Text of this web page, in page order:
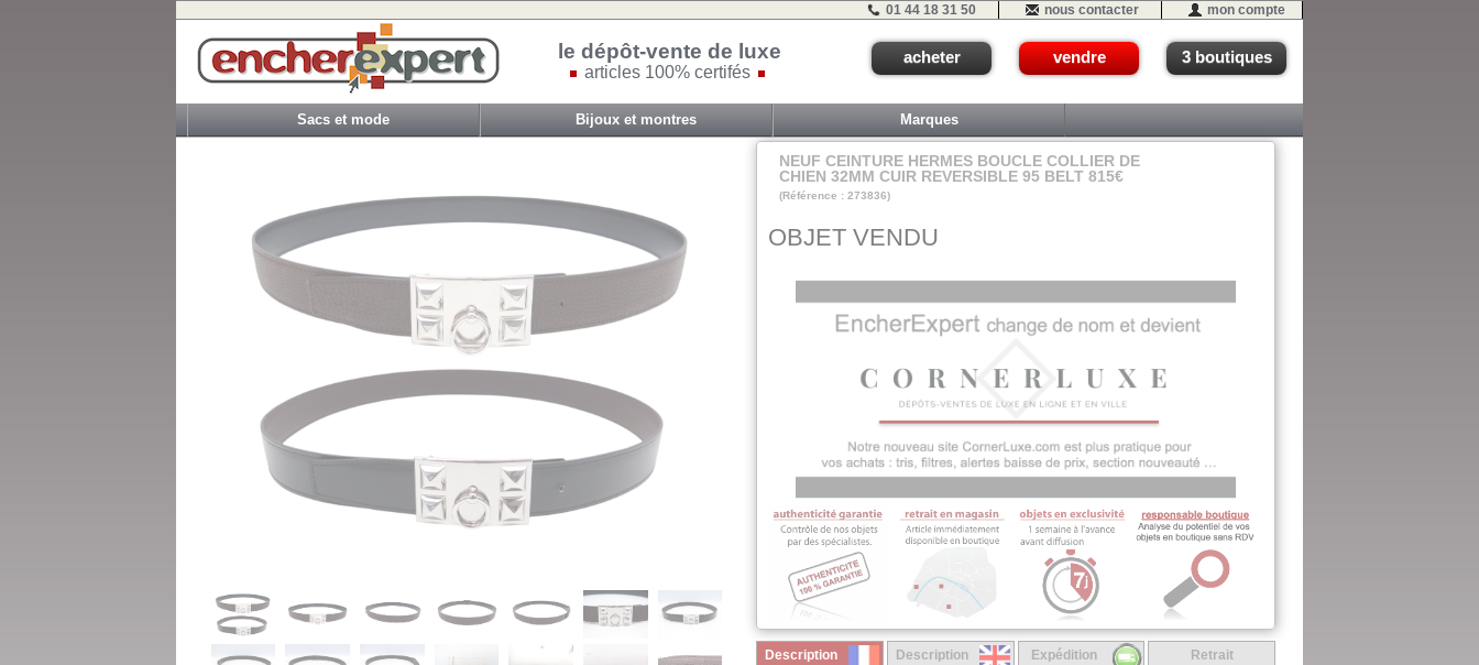
01 44 18 31 50 nous contacter mon compte
le dépôt-vente de luxe
articles 100% certifés
acheter vendre 3 boutiques
Sacs et mode Bijoux et montres Marques
NEUF CEINTURE HERMES BOUCLE COLLIER DE
CHIEN 32MM CUIR REVERSIBLE 95 BELT 815€
(Référence : 273836)
OBJET VENDU
Description Description Expédition Retrait